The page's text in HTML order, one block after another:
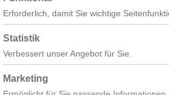
Projekte